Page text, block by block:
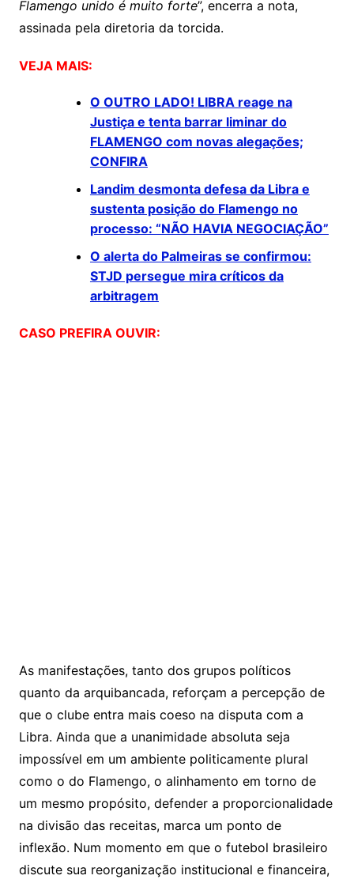
Flamengo unido é muito forte”, encerra a nota,
assinada pela diretoria da torcida.
VEJA MAIS:
O OUTRO LADO! LIBRA reage na
Justiça e tenta barrar liminar do
FLAMENGO com novas alegações;
CONFIRA
Landim desmonta defesa da Libra e
sustenta posição do Flamengo no
processo: “NÃO HAVIA NEGOCIAÇÃO”
O alerta do Palmeiras se confirmou:
STJD persegue mira críticos da
arbitragem
CASO PREFIRA OUVIR:
As manifestações, tanto dos grupos políticos
quanto da arquibancada, reforçam a percepção de
que o clube entra mais coeso na disputa com a
Libra. Ainda que a unanimidade absoluta seja
impossível em um ambiente politicamente plural
como o do Flamengo, o alinhamento em torno de
um mesmo propósito, defender a proporcionalidade
na divisão das receitas, marca um ponto de
inflexão. Num momento em que o futebol brasileiro
discute sua reorganização institucional e financeira,